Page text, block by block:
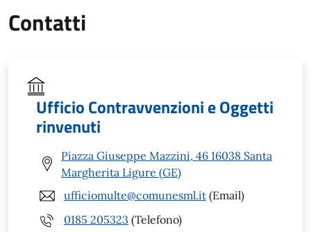
Contatti
Ufficio Contravvenzioni e Oggetti
rinvenuti
Piazza Giuseppe Mazzini, 46 16038 Santa
Margherita Ligure (GE)
ufficiomulte@comunesml.it (Email)
0185 205323 (Telefono)